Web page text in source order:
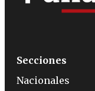
Secciones
Nacionales